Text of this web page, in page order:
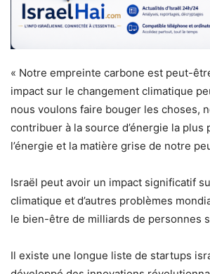
« Notre empreinte carbone est peut-
impact sur le changement climatique
nous voulons faire bouger les choses,
contribuer à la source d’énergie la plus
l’énergie et la matière grise de notre
Israël peut avoir un impact significatif
climatique et d’autres problèmes
le bien-être de milliards de personnes
Il existe une longue liste de startups